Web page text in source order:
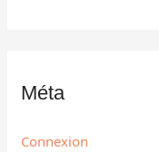
Méta
Connexion